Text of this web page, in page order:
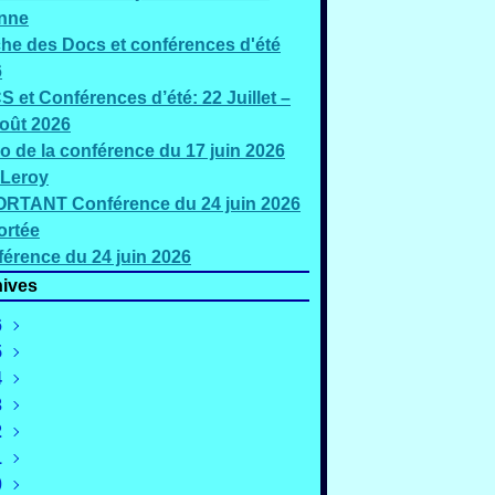
des Docs et conférences d'été
et Conférences d’été: 22 Juillet –
2026
de la conférence du 17 juin 2026
Conférence du 24 juin 2026
du 24 juin 2026
(2)